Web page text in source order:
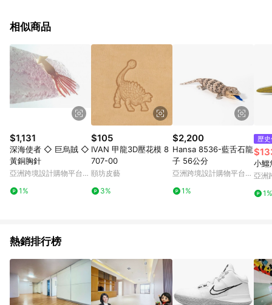
行為，不具贈點資格，部分退款不在此限。 6. APP 請更新至
貨後 45 天後發送。 8. 群眾募資商品，禮物卡，開館保證金，補
運費，攤位費等不具贈點資格。 9. LINE 購物站上之商品規格、
顏色、價位、贈品如與 Pinkoi 商品資訊頁及購物車不符，以
Pinkoi 購物商品資訊頁及購物車標示為準。 10. 點數紅包使用規
則請以點數紅包活動說明為準。 11. 若於 LINE 購物前往 Pinkoi
頁面後才首次下載 Pinkoi APP 並完成訂單，不符合導購資格；承
上，首次下載 Pinkoi APP 後，需透過 LINE 購物前往 Pinkoi 頁
面，方享導購資格。
相似商品
$1,131
深海使者 ◇ 巨烏賊 ◇
黃銅胸針
亞洲跨境設計購物平台
1%
$105
IVAN 甲龍3D壓花模 8
707-00
頤坊皮藝
3%
$2,200
Hansa 8536-藍舌石龍
子 56公分
亞洲跨境設計購物平台
1%
歷
小鱷
亞洲
1%
熱銷排行榜